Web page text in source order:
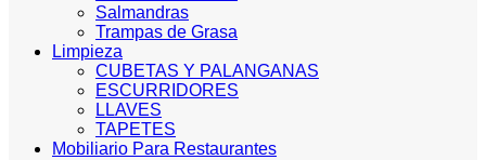
Salmandras
Trampas de Grasa
Limpieza
CUBETAS Y PALANGANAS
ESCURRIDORES
LLAVES
TAPETES
Mobiliario Para Restaurantes